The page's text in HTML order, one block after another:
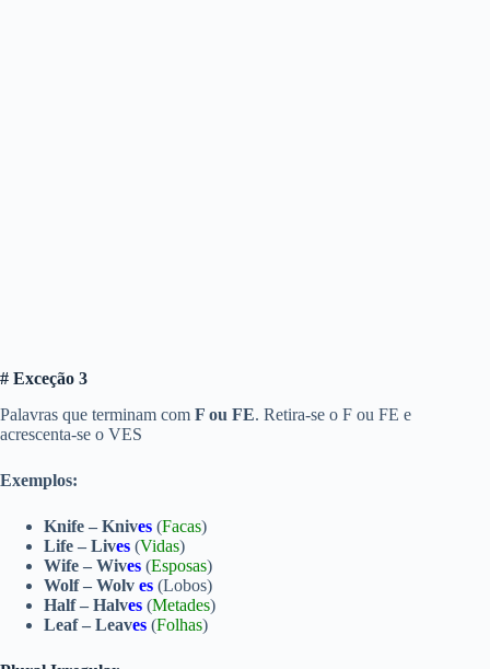
# Exceção 3
Palavras que terminam com F ou FE. Retira-se o F ou FE e
acrescenta-se o VES
Exemplos:
Knife – Knives (Facas)
Life – Lives (Vidas)
Wife – Wives (Esposas)
Wolf – Wolv es (Lobos)
Half – Halves (Metades)
Leaf – Leaves (Folhas)